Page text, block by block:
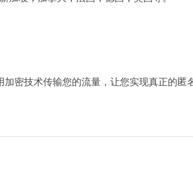
密技术传输您的流量，让您实现真正的匿